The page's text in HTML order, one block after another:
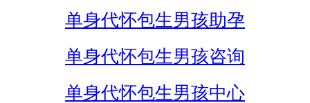
单身代怀包生男孩助孕
单身代怀包生男孩咨询
单身代怀包生男孩中心